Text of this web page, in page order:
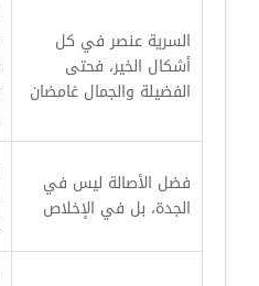
السرية عنصر في كل
أشكال الخير، فحتى
الفضيلة والجمال غامضان
فضل الأصالة ليس في
الجدة، بل في الإخلاص